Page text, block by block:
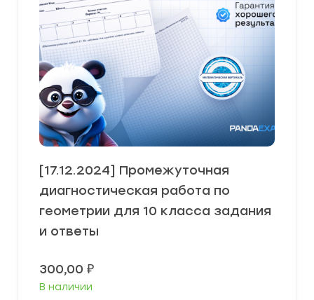
[17.12.2024] Промежуточная
диагностическая работа по
геометрии для 10 класса задания
и ответы
300,00 ₽
В наличии